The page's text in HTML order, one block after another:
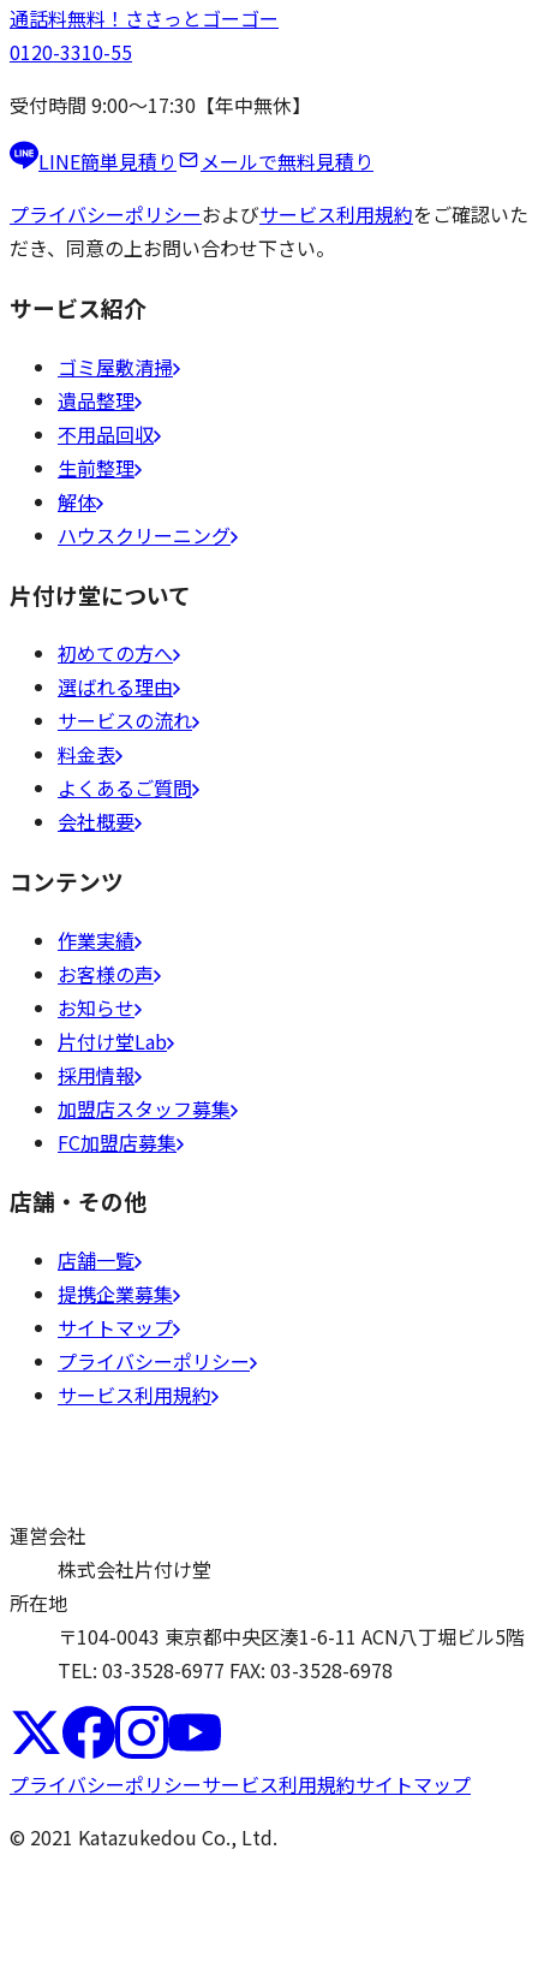
通話料無料！ ささっと ゴーゴー
0120-3310-55
受付時間 9:00〜17:30【年中無休】
LINE簡単見積り
メールで無料見積り
プライバシーポリシーおよびサービス利用規約をご確認いた
だき、同意の上お問い合わせ下さい。
サービス紹介
ゴミ屋敷清掃
遺品整理
不用品回収
生前整理
解体
ハウスクリーニング
片付け堂について
初めての方へ
選ばれる理由
サービスの流れ
料金表
よくあるご質問
会社概要
コンテンツ
作業実績
お客様の声
お知らせ
片付け堂Lab
採用情報
加盟店スタッフ募集
FC加盟店募集
店舗・その他
店舗一覧
提携企業募集
サイトマップ
プライバシーポリシー
サービス利用規約
運営会社
株式会社片付け堂
所在地
〒104-0043 東京都中央区湊1-6-11 ACN八丁堀ビル5階
TEL: 03-3528-6977 FAX: 03-3528-6978
プライバシーポリシーサービス利用規約サイトマップ
© 2021 Katazukedou Co., Ltd.